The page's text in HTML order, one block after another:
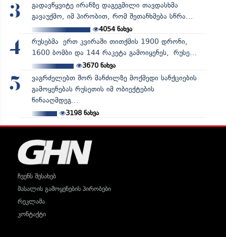
3
გადავწყვიტე ირანზე დაგეგმილი თავდასხმა
გავაუქმო, იმ პირობით, რომ შეთანხმება სწრა...
4054ნახვა
4
რუსებმა ერთ კვირაში თითქმის 1900 დრონი,
1600 ბომბი და 144 რაკეტა გამოიყენეს, რუსე...
3670ნახვა
5
ვაგრძელებთ შორ მანძილზე მოქმედი სანქციების
გამოყენებას რუსეთის იმ ობიექტების
წინააღმდეგ...
3198ნახვა
ჩვენს შესახებ
მასალის გამოყენების პირობები
რეკლამა
კონტაქტი